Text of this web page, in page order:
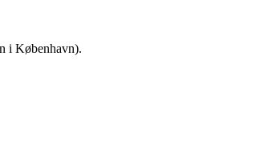
i København).